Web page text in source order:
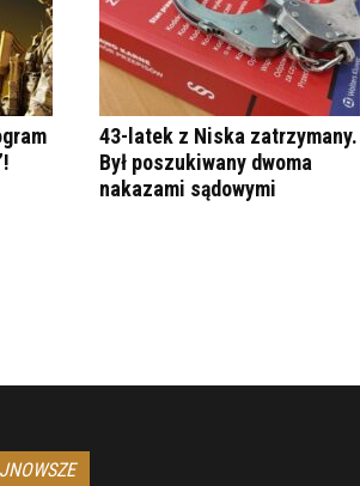
43-latek z Niska zatrzymany.
Był poszukiwany dwoma
nakazami sądowymi